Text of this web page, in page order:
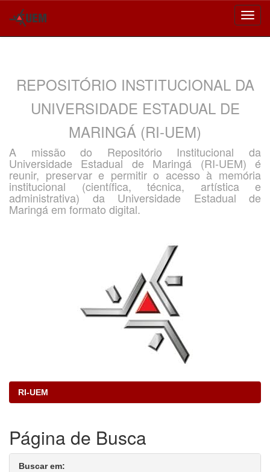
REPOSITÓRIO INSTITUCIONAL DA
UNIVERSIDADE ESTADUAL DE
MARINGÁ (RI-UEM)
A missão do Repositório Institucional da
Universidade Estadual de Maringá (RI-UEM) é
reunir, preservar e permitir o acesso à memória
institucional (científica, técnica, artística e
administrativa) da Universidade Estadual de
Maringá em formato digital.
RI-UEM
Página de Busca
Buscar em: